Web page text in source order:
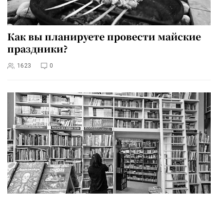
Как вы планируете провести майские
праздники?
1623 0